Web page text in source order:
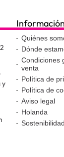
y
Información
Quiénes
Dónde
Condiciones
venta
Política de
Política de
Aviso legal
Holanda
Sostenibilidad